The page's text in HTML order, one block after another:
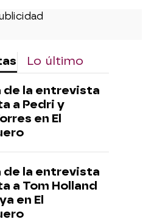
Lo último
de la entrevista
a Pedri y
en El
de la entrevista
a Tom Holland
en El